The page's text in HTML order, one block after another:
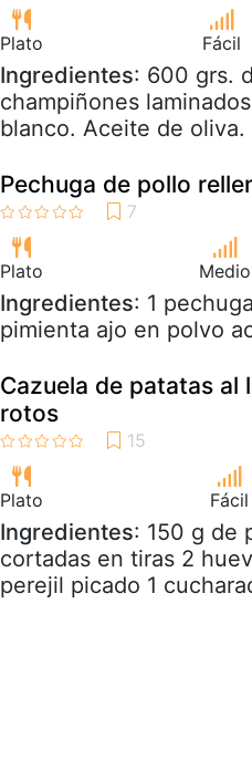
Plato Fácil
Ingredientes: 600 grs.
champiñones
blanco. Aceite de
Pechuga de pollo
Plato Medio
Ingredientes: 1
pimienta ajo en polvo
Cazuela de patatas
rotos
Plato Fácil
Ingredientes: 150 g de
cortadas en tiras 2
perejil picado 1